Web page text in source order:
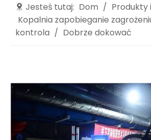
Jesteś tutaj: Dom / Produkty
Kopalnia zapobieganie
kontrola / Dobrze dokować